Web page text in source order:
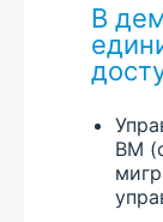
В
ВМ